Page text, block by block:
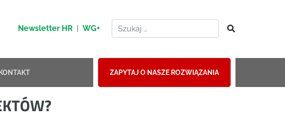
Newsletter HR | WG+
KONTAKT ZAPYTAJ O NASZE ROZWIĄZANIA